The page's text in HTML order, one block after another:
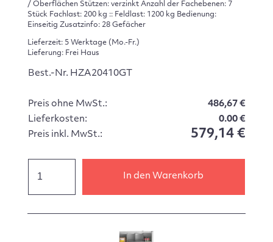
/ Oberflächen Stützen: verzinkt Anzahl der Fachebenen: 7
Stück Fachlast: 200 kg :: Feldlast: 1200 kg Bedienung:
Einseitig Zusatzinfo: 28 Gefächer
Lieferzeit: 5 Werktage (Mo.-Fr.)
Lieferung: Frei Haus
Best.-Nr. HZA20410GT
Preis ohne MwSt.:
486,67 €
Lieferkosten:
0.00 €
Preis inkl. MwSt.:
579,14 €
In den Warenkorb